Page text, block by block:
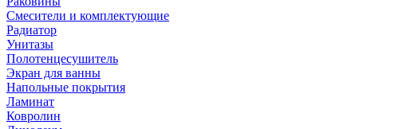
Смесители и комплектующие
Радиатор
Унитазы
Полотенцесушитель
Экран для ванны
Напольные покрытия
Ламинат
Ковролин